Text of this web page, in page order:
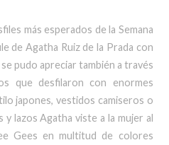
más esperados de la Semana
de Agatha Ruiz de la Prada con
pudo apreciar también a través
que desfilaron con enormes
japones, vestidos camiseros o
y lazos Agatha viste a la mujer al
Gees en multitud de colores